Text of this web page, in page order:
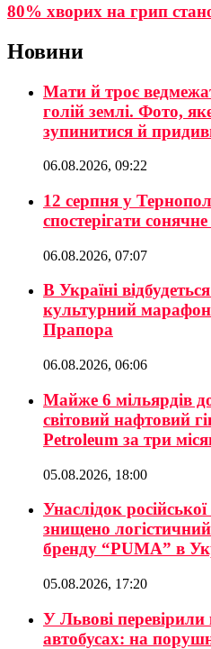
80% хворих на грип
Новини
Мати й троє
голій землі. Фото,
зупинитися й
06.08.2026, 09:22
12 серпня у
спостерігати
06.08.2026, 07:07
В Україні
культурний
Прапора
06.08.2026, 06:06
Майже 6 мільярдів
світовий нафтовий
Petroleum за три
05.08.2026, 18:00
Унаслідок
знищено
бренду “PUMA” в
05.08.2026, 17:20
У Львові перевірили
автобусах: на